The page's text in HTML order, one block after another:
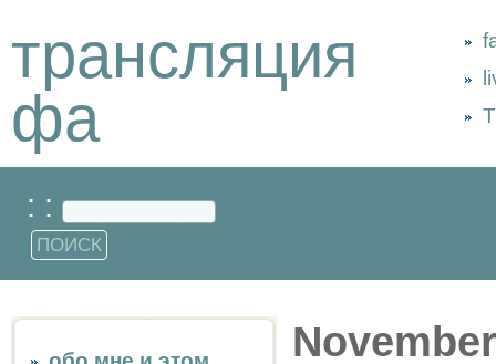
трансляция
фа
: :